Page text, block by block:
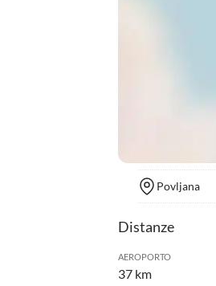
Povljana
Distanze
AEROPORTO
37 km